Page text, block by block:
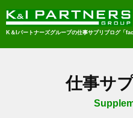
K＆Iパートナーズグループの仕事サプリブログ「
仕事サ